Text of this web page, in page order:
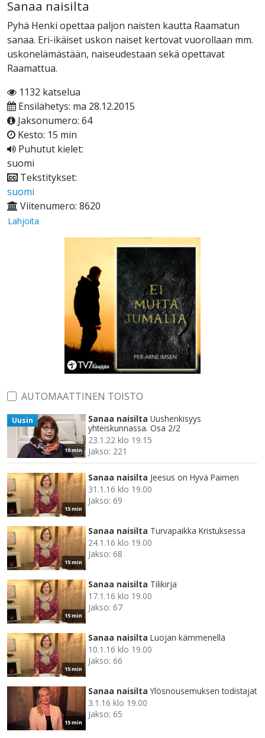
Sanaa naisilta
Pyhä Henki opettaa paljon naisten kautta Raamatun
sanaa. Eri-ikäiset uskon naiset kertovat vuorollaan mm.
uskonelämästään, naiseudestaan sekä opettavat
Raamattua.
1132 katselua
Ensilähetys: ma 28.12.2015
Jaksonumero: 64
Kesto: 15 min
Puhutut kielet:
suomi
Tekstitykset:
suomi
Viitenumero: 8620
Lahjoita
AUTOMAATTINEN TOISTO
10 min
Uusin Sanaa naisilta Uushenkisyys
yhteiskunnassa. Osa 2/2
23.1.22 klo 19.15
Jakso: 221
15 min
Sanaa naisilta Jeesus on Hyvä Paimen
31.1.16 klo 19.00
Jakso: 69
15 min
Sanaa naisilta Turvapaikka Kristuksessa
24.1.16 klo 19.00
Jakso: 68
15 min
Sanaa naisilta Tilikirja
17.1.16 klo 19.00
Jakso: 67
15 min
Sanaa naisilta Luojan kämmenellä
10.1.16 klo 19.00
Jakso: 66
15 min
Sanaa naisilta Ylösnousemuksen todistajat
3.1.16 klo 19.00
Jakso: 65